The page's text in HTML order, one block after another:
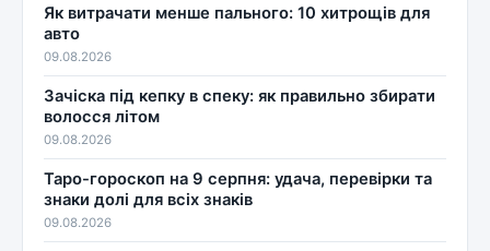
Як витрачати менше пального: 10 хитрощів для
авто
09.08.2026
Зачіска під кепку в спеку: як правильно збирати
волосся літом
09.08.2026
Таро-гороскоп на 9 серпня: удача, перевірки та
знаки долі для всіх знаків
09.08.2026